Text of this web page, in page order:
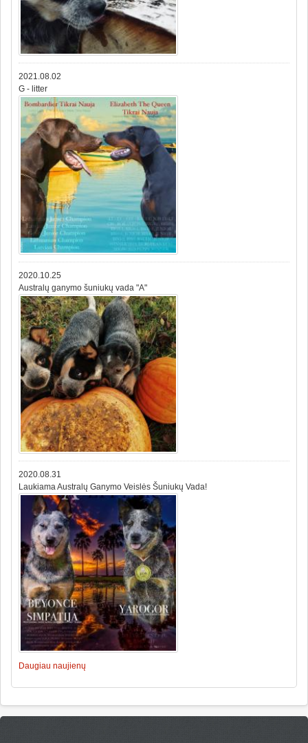
2021.08.02
G - litter
2020.10.25
Australų ganymo šuniukų vada "A"
2020.08.31
Laukiama Australų Ganymo Veislės Šuniukų Vada!
Daugiau naujienų